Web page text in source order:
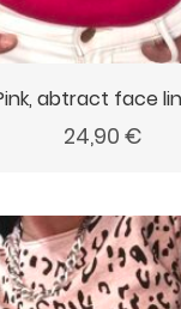
abtract face
24,90 €